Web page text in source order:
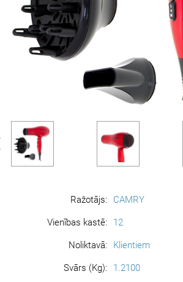
Ražotājs: CAMRY
Vienības kastē: 12
Noliktavā: Klientiem
Svārs (Kg): 1.2100